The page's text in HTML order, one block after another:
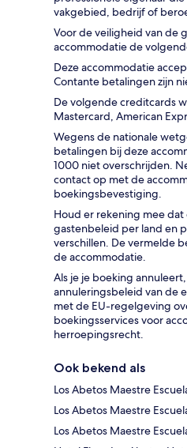
vakgebied, bedrijf of
Voor de veiligheid van de
accommodatie de
Deze accommodatie
Contante betalingen zijn
De volgende creditcards
Mastercard, American
Wegens de nationale
betalingen bij deze
1000 niet overschrijden.
contact op met de
boekingsbevestiging.
Houd er rekening mee
gastenbeleid per land en
verschillen. De vermelde
de accommodatie.
Als je je boeking
annuleringsbeleid van de
met de EU-regelgeving
boekingsservices voor
herroepingsrecht.
Ook bekend als
Los Abetos Maestre
Los Abetos Maestre
Los Abetos Maestre